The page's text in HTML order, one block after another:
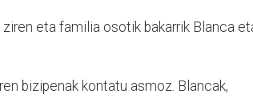
eta familia osotik bakarrik Blanca
bizipenak kontatu asmoz. Blancak,